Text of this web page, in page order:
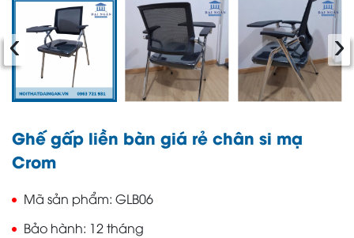
‹ ›
Ghế gấp liền bàn giá rẻ chân si mạ
Crom
Mã sản phẩm GLB06
Bảo hành 12 tháng